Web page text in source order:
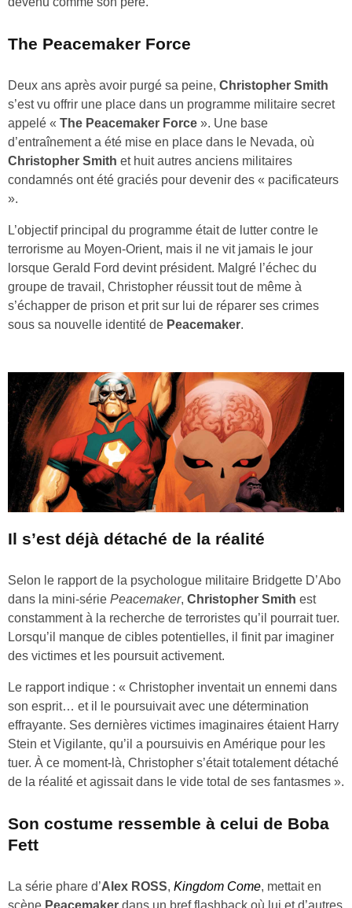
The Peacemaker Force
Deux ans après avoir purgé sa peine, Christopher Smith
s’est vu offrir une place dans un programme militaire secret
appelé « The Peacemaker Force ». Une base
d’entraînement a été mise en place dans le Nevada, où
Christopher Smith et huit autres anciens militaires
condamnés ont été graciés pour devenir des « pacificateurs
».
L’objectif principal du programme était de lutter contre le
terrorisme au Moyen-Orient, mais il ne vit jamais le jour
lorsque Gerald Ford devint président. Malgré l’échec du
groupe de travail, Christopher réussit tout de même à
s’échapper de prison et prit sur lui de réparer ses crimes
sous sa nouvelle identité de Peacemaker.
Il s’est déjà détaché de la réalité
Selon le rapport de la psychologue militaire Bridgette D’Abo
dans la mini-série Peacemaker, Christopher Smith est
constamment à la recherche de terroristes qu’il pourrait tuer.
Lorsqu’il manque de cibles potentielles, il finit par imaginer
des victimes et les poursuit activement.
Le rapport indique : « Christopher inventait un ennemi dans
son esprit… et il le poursuivait avec une détermination
effrayante. Ses dernières victimes imaginaires étaient Harry
Stein et Vigilante, qu’il a poursuivis en Amérique pour les
tuer. À ce moment-là, Christopher s’était totalement détaché
de la réalité et agissait dans le vide total de ses fantasmes ».
Son costume ressemble à celui de Boba
Fett
La série phare d’Alex ROSS, Kingdom Come, mettait en
scène Peacemaker dans un bref flashback où lui et d’autres